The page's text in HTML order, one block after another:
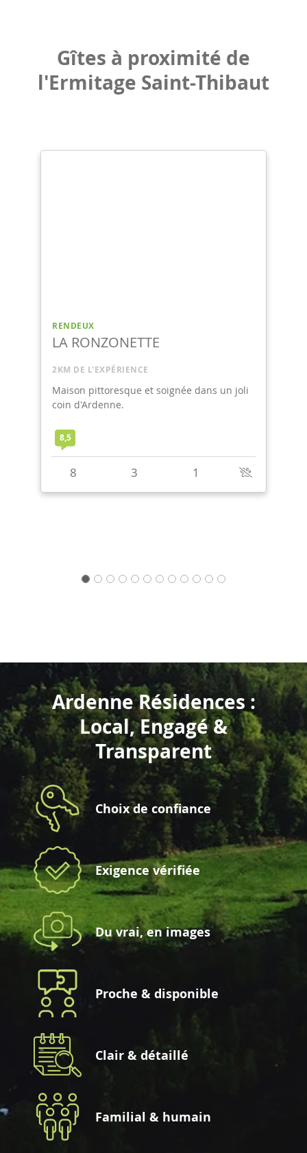
Gîtes à proximité de
l'Ermitage Saint-Thibaut
LA ROCHE-EN-ARDENNE
SUR LES TRACES
2KM DE L'EXPÉRIENCE
Ancienne fermette rénovée dans un écrin
de verdure. Avec billard et jacuzzi.
9,4
6 2 +
Ardenne Résidences :
Local, Engagé &
Transparent
Choix de confiance
Exigence vérifiée
Du vrai, en images
Proche & disponible
Clair & détaillé
Familial & humain